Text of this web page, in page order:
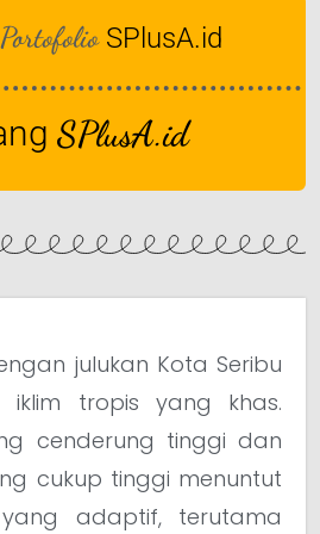
Portofolio SPlusA.id
SPlusA.id
julukan Kota Seribu
iklim tropis yang khas.
cenderung tinggi dan
cukup tinggi menuntut
adaptif, terutama